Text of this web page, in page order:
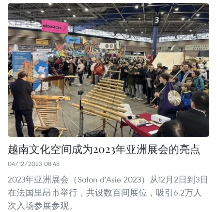
越南文化空间成为2023年亚洲展会的亮点
04/12/2023 08:48
2023年亚洲展会（Salon d’Asie 2023）从12月2日到3日
在法国里昂市举行，共设数百间展位，吸引6.2万人
次入场参展参观。